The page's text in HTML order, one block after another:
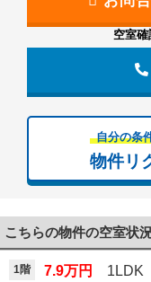
空室
自分の条
物件リ
こちらの物件の空室状
1階 7.9万円 1LDK